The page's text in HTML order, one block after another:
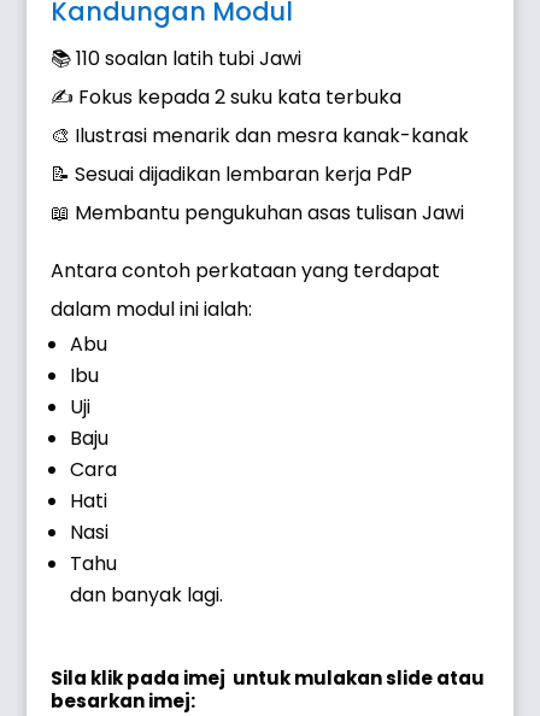
Kandungan Modul
📚 110 soalan latih tubi Jawi
✍️ Fokus kepada 2 suku kata terbuka
🎨 Ilustrasi menarik dan mesra kanak-kanak
📝 Sesuai dijadikan lembaran kerja PdP
📖 Membantu pengukuhan asas tulisan Jawi
Antara contoh perkataan yang terdapat
dalam modul ini ialah:
Abu
Ibu
Uji
Baju
Cara
Hati
Nasi
Tahu
dan banyak lagi.
Sila klik pada imej untuk mulakan slide atau
besarkan imej: